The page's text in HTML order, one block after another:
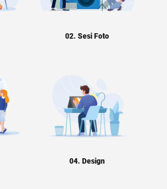
02. Sesi Foto
04. Design